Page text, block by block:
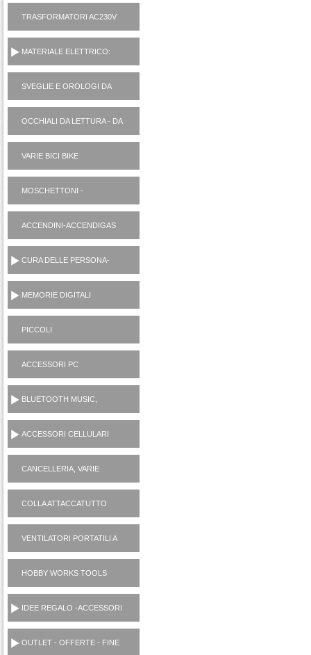
TRASFORMATORI AC230V
AD ALIMENTATORI 12V
MATERIALE ELETTRICO:
VARIE
SVEGLIE E OROLOGI DA
PARETE
OCCHIALI DA LETTURA - DA
SOLE
VARIE BICI BIKE
MOSCHETTONI -
PORTACHIAVI
ACCENDINI-ACCENDIGAS
CUCINA-RICARICA GAS
CURA DELLE PERSONA-
MANICURE-LAMETTE
MEMORIE DIGITALI
PICCOLI
ELETTRODOMESTICI
ACCESSORI PC
BLUETOOTH MUSIC,
CASSE, CUFFIE,
ACCESSORI CELLULARI
SMARTPHONES
CANCELLERIA, VARIE
CASALINGHI
COLLA ATTACCATUTTO
ATTAK
VENTILATORI PORTATILI A
PILE
HOBBY WORKS TOOLS
UTENSILI CASA
IDEE REGALO -ACCESSORI
OUTLET - OFFERTE - FINE